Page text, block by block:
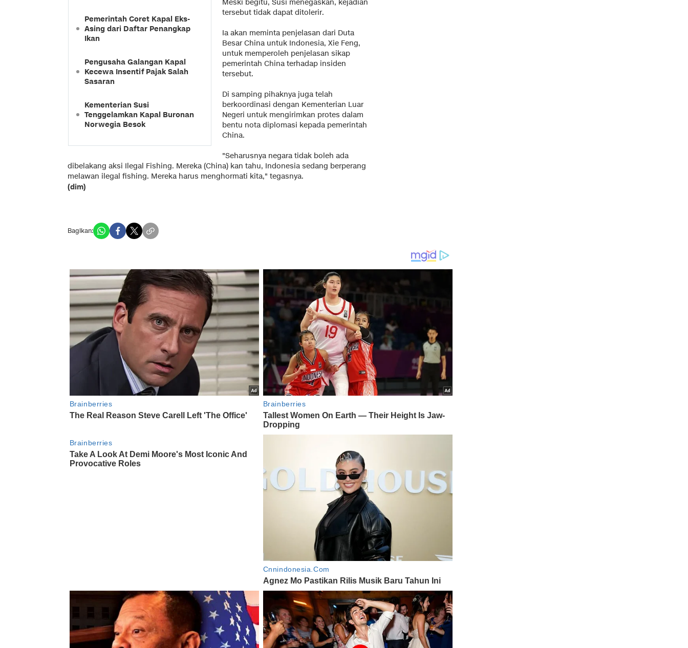
Pemerintah Coret Kapal Eks-
Asing dari Daftar Penangkap
Ikan
Pengusaha Galangan Kapal
Kecewa Insentif Pajak Salah
Sasaran
Kementerian Susi
Tenggelamkan Kapal Buronan
Norwegia Besok
Meski begitu, Susi menegaskan, kejadian
tersebut tidak dapat ditolerir.
Ia akan meminta penjelasan dari Duta
Besar China untuk Indonesia, Xie Feng,
untuk memperoleh penjelasan sikap
pemerintah China terhadap insiden
tersebut.
Di samping pihaknya juga telah
berkoordinasi dengan Kementerian Luar
Negeri untuk mengirimkan protes dalam
bentu nota diplomasi kepada pemerintah
China.
"Seharusnya negara tidak boleh ada
dibelakang aksi Ilegal Fishing. Mereka (China) kan tahu, Indonesia sedang berperang
melawan ilegal fishing. Mereka harus menghormati kita," tegasnya.
(dim)
Bagikan: